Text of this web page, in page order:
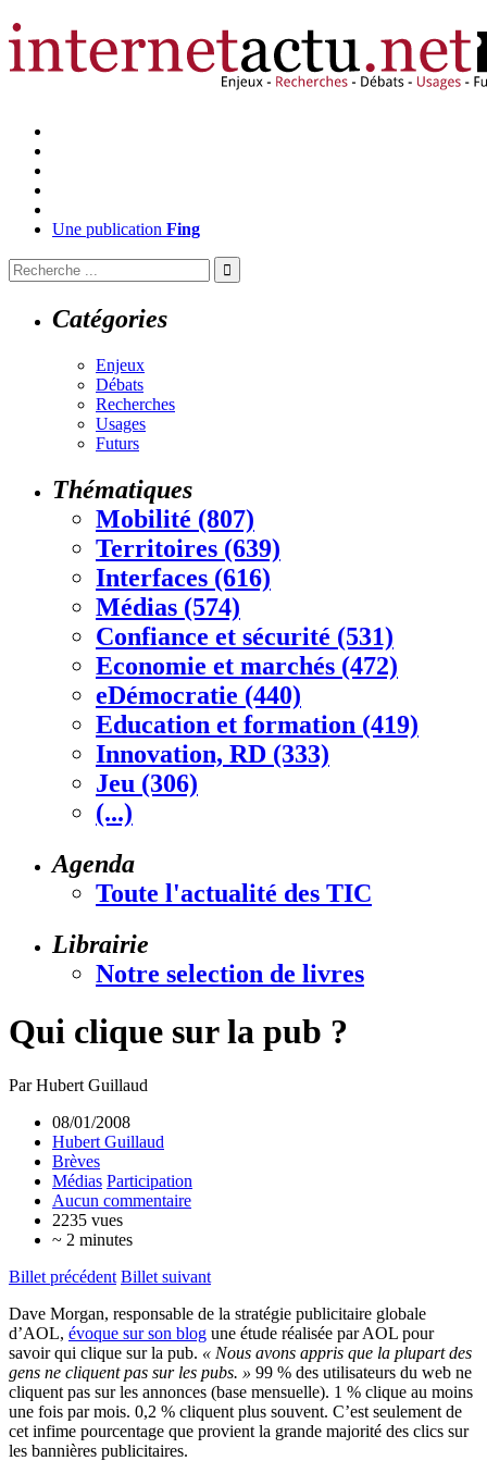
Une publication Fing
Catégories
Enjeux
Débats
Recherches
Usages
Futurs
Thématiques
Mobilité (807)
Territoires (639)
Interfaces (616)
Médias (574)
Confiance et sécurité (531)
Economie et marchés (472)
eDémocratie (440)
Education et formation (419)
Innovation, RD (333)
Jeu (306)
(...)
Agenda
Toute l'actualité des TIC
Librairie
Notre selection de livres
Qui clique sur la pub ?
Par Hubert Guillaud
08/01/2008
Hubert Guillaud
Brèves
Médias Participation
Aucun commentaire
2235 vues
~ 2 minutes
Billet précédent Billet suivant
Dave Morgan, responsable de la stratégie publicitaire globale
d’AOL, évoque sur son blog une étude réalisée par AOL pour
savoir qui clique sur la pub. « Nous avons appris que la plupart des
gens ne cliquent pas sur les pubs. » 99 % des utilisateurs du web ne
cliquent pas sur les annonces (base mensuelle). 1 % clique au moins
une fois par mois. 0,2 % cliquent plus souvent. C’est seulement de
cet infime pourcentage que provient la grande majorité des clics sur
les bannières publicitaires.